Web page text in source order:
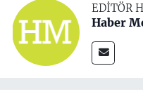
EDITÖR
Haber